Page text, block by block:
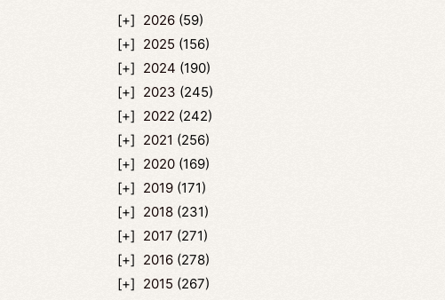
2026 (59)
2025 (156)
2024 (190)
2023 (245)
2022 (242)
2021 (256)
2020 (169)
2019 (171)
2018 (231)
2017 (271)
2016 (278)
2015 (267)